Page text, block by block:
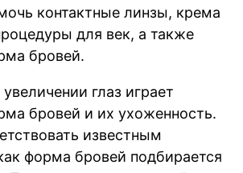
контактные линзы, крема
для век, а также
бровей.
глаз играет
бровей и их ухоженность.
известным
форма бровей подбирается